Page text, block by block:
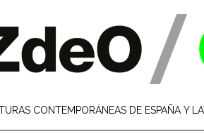
CONTEMPORÁNEAS DE ESPAÑA Y